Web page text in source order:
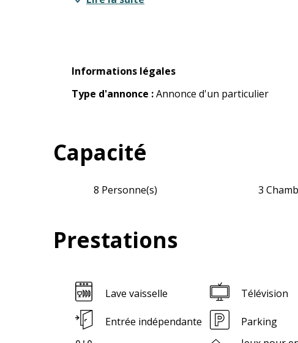
Informations légales
Informations légales
Type d'annonce :Annonce d'un particulier
Capacité
8 Personne(s) 3
Prestations
Lave vaisselle Télévision
Entrée indépendante Parking